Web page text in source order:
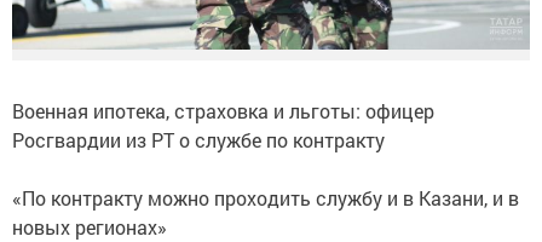
Военная ипотека, страховка и льготы: офицер
Росгвардии из РТ о службе по контракту
«По контракту можно проходить службу и в Казани, и в
новых регионах»